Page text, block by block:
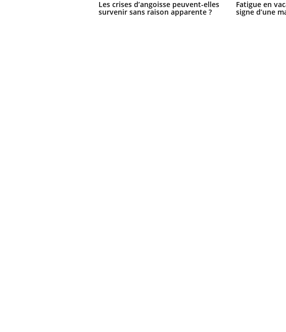
Les crises d’angoisse peuvent-elles
survenir sans raison apparente ?
Fatigue en
signe d’une